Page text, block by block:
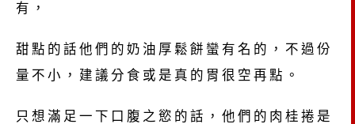
有，
甜點的話他們的奶油厚鬆餅蠻有名的，不過份
量不小，建議分食或是真的胃很空再點。
只想滿足一下口腹之慾的話，他們的肉桂捲是